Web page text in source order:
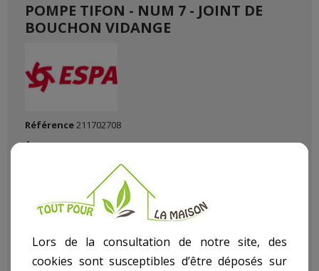
POMPE TIFON - NUM 7 - JOINT DE
BOUCHON VIDANGE
Référence211702708
État :Neuf
Lors de la consultation de notre site, des
cookies sont susceptibles d’être déposés sur